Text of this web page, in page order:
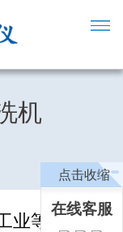
机
业等离子清
点击收缩
在线客服